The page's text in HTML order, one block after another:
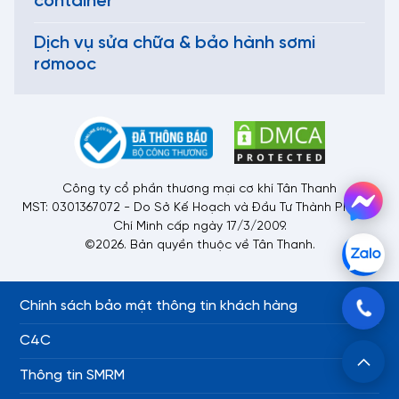
động khác của môi trường.
Phần máy lạnh:
Hệ thống làm lạnh sẽ có thiết bị bay hơi
và máy nén.
chuyên biệt
Cont lạnh thường được làm từ bộ khung thép inox chất lượng
được bọc bởi 3 lớp chất liệu chắc chắn :
Lớp ngoài được làm bằng nhôm hoặc thép không gỉ.
Lớp giữa là PU cách nhiệt tốt.
Lớp trong cùng là chất liệu inox được dập sóng tăng độ
cứng cáp cho container.
Dịch vụ sửa chữa & bảo hành sơmi
rơmooc
Công ty cổ phần thương mại cơ khí Tân Thanh
MST: 0301367072 - Do Sở Kế Hoạch và Đầu Tư Thành Phố Hồ
Chí Minh cấp ngày 17/3/2009.
©2026. Bản quyền thuộc về Tân Thanh.
Chính sách bảo mật thông tin khách hàng
C4C
Thông tin SMRM